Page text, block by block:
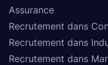
Assurance
Recrutement dans
Recrutement dans
Recrutement dans